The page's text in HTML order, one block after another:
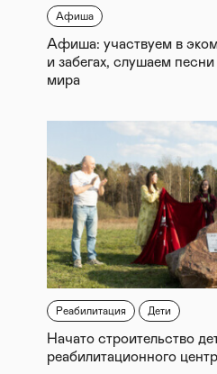
Афиша
Афиша: участвуем в
и забегах, слушаем
мира
Реабилитация Дети
Начато строительство
реабилитационного